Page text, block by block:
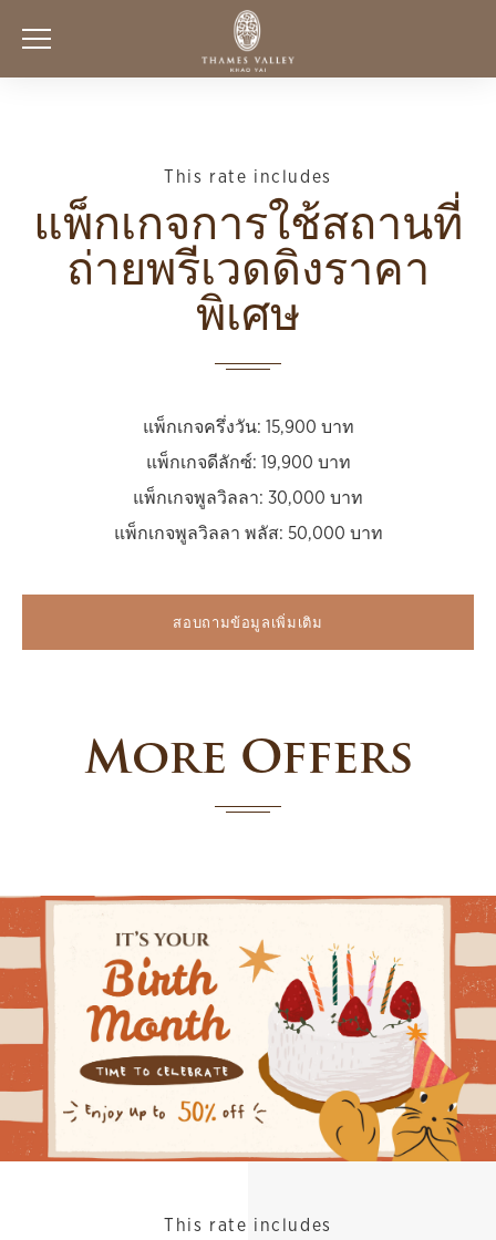
แพ็กเกจการใช้สถานที่
ถ่ายพรีเวดดิงราคา
พิเศษ
This rate includes
แพ็กเกจครึ่งวัน: 15,900 บาท
แพ็กเกจดีลักซ์: 19,900 บาท
แพ็กเกจพูลวิลลา: 30,000 บาท
แพ็กเกจพูลวิลลา พลัส: 50,000 บาท
สอบถามข้อมูลเพิ่มเติม
More Offers
This rate includes